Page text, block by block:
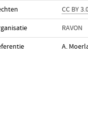
CC BY
RAVON
A.